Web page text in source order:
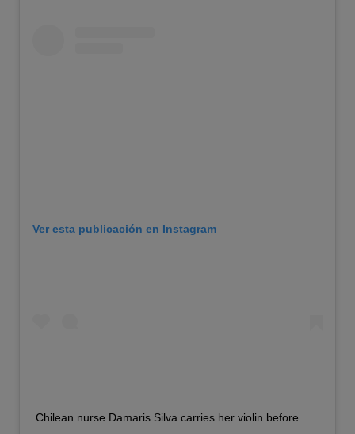
Ver esta publicación en Instagram
Chilean nurse Damaris Silva carries her violin before